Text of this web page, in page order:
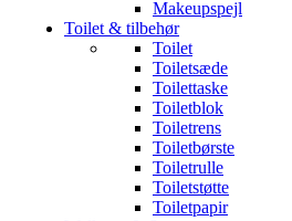
Makeupspejl
Toilet & tilbehør
Toilet
Toiletsæde
Toilettaske
Toiletblok
Toiletrens
Toiletbørste
Toiletrulle
Toiletstøtte
Toiletpapir